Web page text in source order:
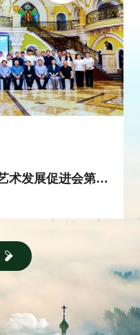
哈尔滨市建筑文化与冰雪艺术发展促进会第一届理事会第三次全体会议圆满召开
艺术节